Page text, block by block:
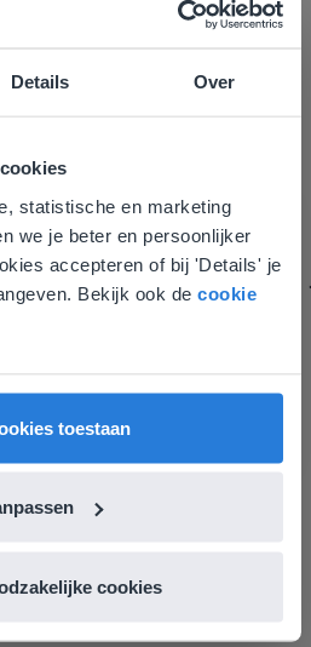
Details Over
statistische en marketing
we je beter en persoonlijker
accepteren of bij 'Details' je
Bekijk ook de cookie
toestaan
cookies
zoveel eenvoudiger én
Gynzy me veel meer tijd
nodige aandacht te geven.
verbeteren en extra
voorbij.
komt niet
locatie
we dat je misschien
voor English gaat. Hier
Vlaanderen